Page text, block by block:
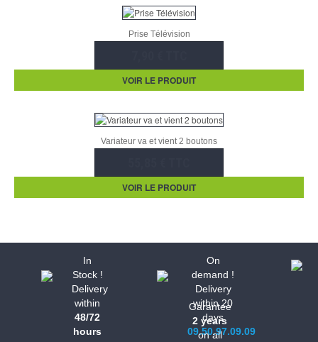
Prise Télévision
VOIR LE PRODUIT
Variateur va et vient 2 boutons
VOIR LE PRODUIT
In
Stock !
Delivery
within
48/72
hours
On
demand !
Delivery
within 20
days
09.50.97.09.09
Garantee
2 years
on all